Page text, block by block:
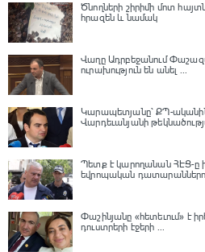
Ծնողների շիրիմի մոտ
հրազեն և նամակ
Վաղը Ադրբեջանում
ուրախություն են անել ...
Կարապետյանը՝ ՔՊ-ականին
Վարդեւանյանի
Պետք է կարողանան ՀԷՑ-ը
եվրոպական
Փաշինյանը «հետեւում» է
դուստրերի էջերի ...